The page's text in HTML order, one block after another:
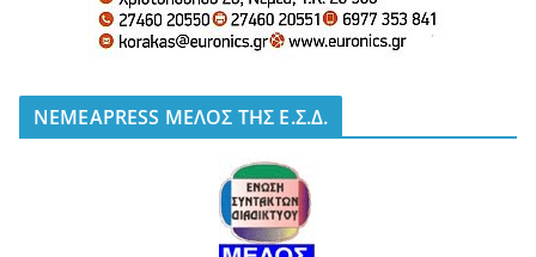
NEMEAPRESS ΜΕΛΟΣ ΤΗΣ Ε.Σ.Δ.